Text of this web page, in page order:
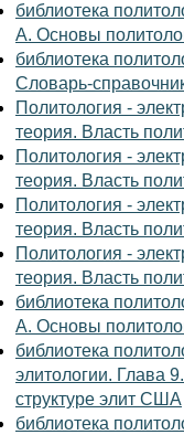
библиотека
А. Основы
библиотека
Словарь-
Политология -
теория. Власть
Политология -
теория. Власть
Политология -
теория. Власть
Политология -
теория. Власть
библиотека
А. Основы
библиотека
элитологии. Глава
структуре элит США
библиотека